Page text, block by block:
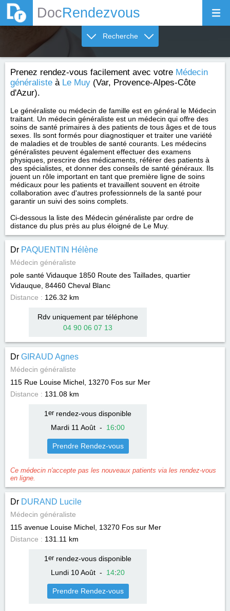
DocRendezvous
Recherche
Prenez rendez-vous facilement avec votre Médecin
généraliste à Le Muy (Var, Provence-Alpes-Côte
d'Azur).
Le généraliste ou médecin de famille est en général le Médecin
traitant. Un médecin généraliste est un médecin qui offre des
soins de santé primaires à des patients de tous âges et de tous
sexes. Ils sont formés pour diagnostiquer et traiter une variété
de maladies et de troubles de santé courants. Les médecins
généralistes peuvent également effectuer des examens
physiques, prescrire des médicaments, référer des patients à
des spécialistes, et donner des conseils de santé généraux. Ils
jouent un rôle important en tant que première ligne de soins
médicaux pour les patients et travaillent souvent en étroite
collaboration avec d'autres professionnels de la santé pour
garantir un suivi des soins complets.
Ci-dessous la liste des Médecin généraliste par ordre de
distance du plus près au plus éloigné de Le Muy.
Dr PAQUENTIN Hélène
Médecin généraliste
pole santé Vidauque 1850 Route des Taillades, quartier
Vidauque, 84460 Cheval Blanc
Distance : 126.32 km
Rdv uniquement par téléphone
04 90 06 07 13
Dr GIRAUD Agnes
Médecin généraliste
115 Rue Louise Michel, 13270 Fos sur Mer
Distance : 131.08 km
1 errendez-vous disponible
Mardi 11 Août - 16:00
Prendre Rendez-vous
Ce médecin n'accepte pas les nouveaux patients via les rendez-vous
en ligne.
Dr DURAND Lucile
Médecin généraliste
115 avenue Louise Michel, 13270 Fos sur Mer
Distance : 131.11 km
1 errendez-vous disponible
Lundi 10 Août - 14:20
Prendre Rendez-vous